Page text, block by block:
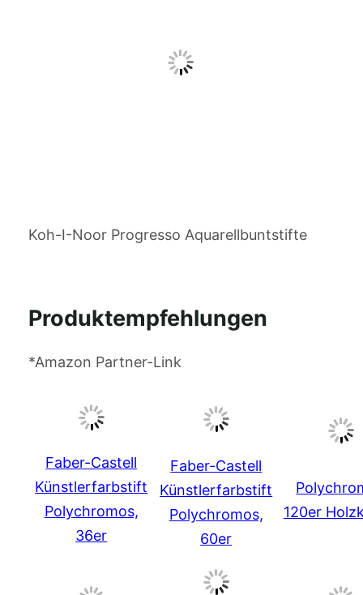
Koh-I-Noor Progresso Aquarellbuntstifte
Produktempfehlungen
*Amazon Partner-Link
Faber-Castell
Künstlerfarbstift
Polychromos,
36er
Faber-Castell
Künstlerfarbstift
Polychromos,
60er
120er